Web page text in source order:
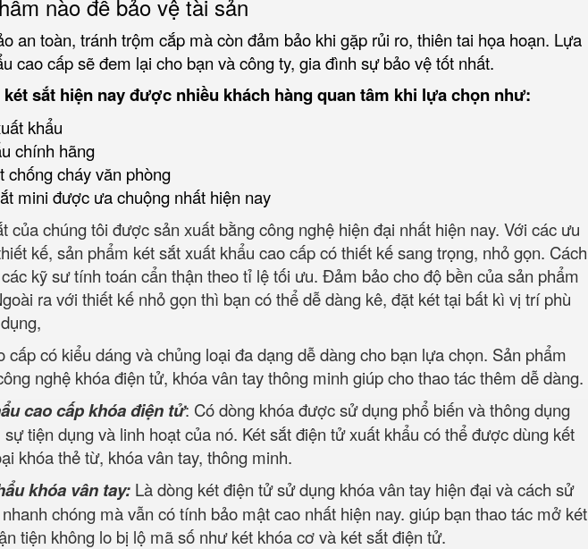
nào để bảo vệ tài sản
an toàn, tránh trộm cắp mà còn đảm bảo khi gặp rủi ro, thiên tai họa hoạn. Lựa
cao cấp sẽ đem lại cho bạn và công ty, gia đình sự bảo vệ tốt nhất.
két sắt hiện nay được nhiều khách hàng quan tâm khi lựa chọn như:
khẩu
chính hãng
chống cháy văn phòng
mini được ưa chuộng nhất hiện nay
của chúng tôi được sản xuất bằng công nghệ hiện đại nhất hiện nay. Với các ưu
kế, sản phẩm két sắt xuất khẩu cao cấp có thiết kế sang trọng, nhỏ gọn. Cách
kỹ sư tính toán cẩn thận theo tỉ lệ tối ưu. Đảm bảo cho độ bền của sản phẩm
ra với thiết kế nhỏ gọn thì bạn có thể dễ dàng kê, đặt két tại bất kì vị trí phù
cấp có kiểu dáng và chủng loại đa dạng dễ dàng cho bạn lựa chọn. Sản phẩm
nghệ khóa điện tử, khóa vân tay thông minh giúp cho thao tác thêm dễ dàng.
cao cấp khóa điện tử: Có dòng khóa được sử dụng phổ biến và thông dụng
tiện dụng và linh hoạt của nó. Két sắt điện tử xuất khẩu có thể được dùng kết
khóa thẻ từ, khóa vân tay, thông minh.
khóa vân tay: Là dòng két điện tử sử dụng khóa vân tay hiện đại và cách sử
chóng mà vẫn có tính bảo mật cao nhất hiện nay. giúp bạn thao tác mở két
tiện không lo bị lộ mã số như két khóa cơ và két sắt điện tử.